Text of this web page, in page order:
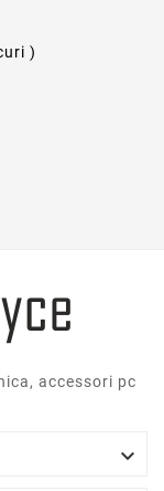
)
accessori pc
